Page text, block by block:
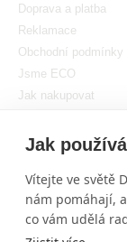
Jak
Vítejte ve světě
nám pomáhají,
co vám udělá
Doprava a platba
Reklamace
Obchodní podmínky
Jsme ECO
Jak nakupovat
Nastavit
DUBLEZ